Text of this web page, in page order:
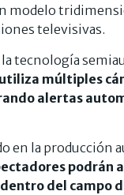
modelo
televisivas.
tecnología
múltiples
alertas
en la producción
podrán
del campo